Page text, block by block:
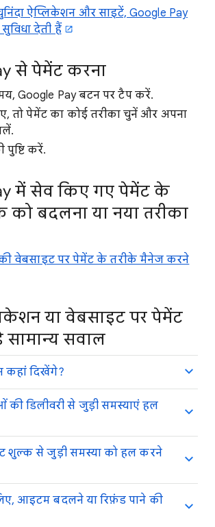
ऐप्लिकेशन और साइटें, Google Pay
देती हैं
से पेमेंट करना
Google Pay बटन पर टैप करें.
तो पेमेंट का कोई तरीका चुनें और अपना
करें.
में सेव किए गए पेमेंट के
को बदलना या नया तरीका
वेबसाइट पर पेमेंट के तरीके मैनेज करने
या वेबसाइट पर पेमेंट
सवाल
दिखेंगे?
की डिलीवरी से जुड़ी समस्याएं हल
शुल्क से जुड़ी समस्या को हल करने
आइटम बदलने या रिफ़ंड पाने की